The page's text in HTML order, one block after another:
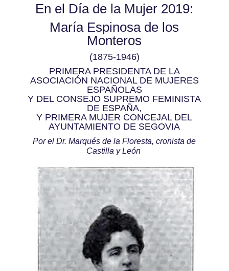
En el Día de la Mujer 2019:
María Espinosa de los
Monteros
(1875-1946)
PRIMERA PRESIDENTA DE LA
ASOCIACIÓN NACIONAL DE MUJERES
ESPAÑOLAS
Y DEL CONSEJO SUPREMO FEMINISTA
DE ESPAÑA,
Y PRIMERA MUJER CONCEJAL DEL
AYUNTAMIENTO DE SEGOVIA
Por el Dr. Marqués de la Floresta, cronista de
Castilla y León